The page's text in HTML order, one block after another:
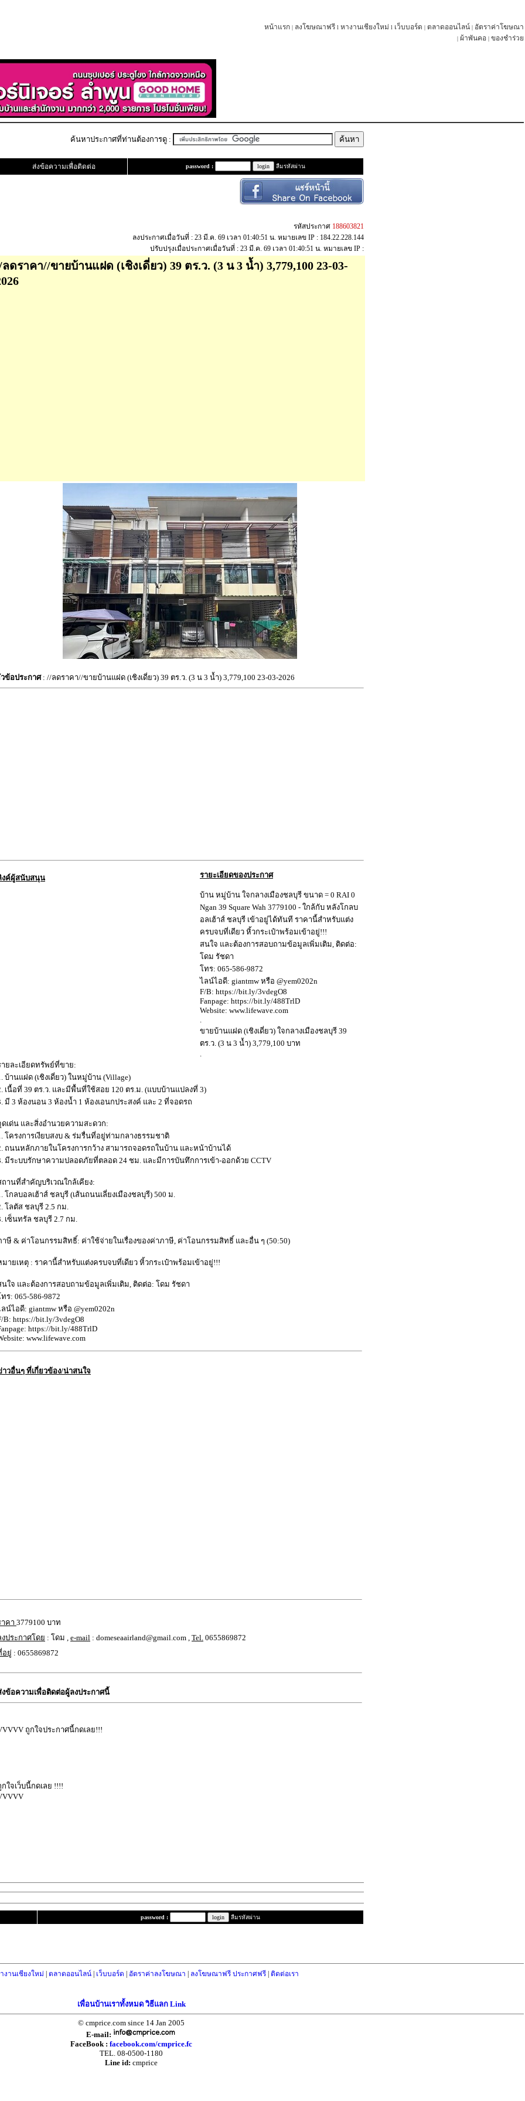
หน้าแรก | ลงโฆษณาฟรี l หางานเชียงใหม่ l เว็บบอร์ด | ตลาดออนไลน์ | อัตราค่าโฆษณา
| ผ้าพันคอ | ของชำร่วย
ค้นหาประกาศที่ท่านต้องการดู :
ส่งข้อความเพื่อติดต่อ password : ลืมรหัสผ่าน
รหัสประกาศ 188603821
ลงประกาศเมื่อวันที่ : 23 มี.ค. 69 เวลา 01:40:51 น. หมายเลข IP : 184.22.228.144
ปรับปรุงเมื่อประกาศเมื่อวันที่ : 23 มี.ค. 69 เวลา 01:40:51 น. หมายเลข IP :
ดราคา//ขายบ้านแฝด (เชิงเดี่ยว) 39 ตร.ว. (3 น 3 น้ำ) 3,779,100 23-03-
ข้อประกาศ: //ลดราคา//ขายบ้านแฝด (เชิงเดี่ยว) 39 ตร.ว. (3 น 3 น้ำ) 3,779,100 23-03-2026
งค์ผู้สนับสนุน รายะเอียดของประกาศ
บ้าน หมู่บ้าน ใจกลางเมืองชลบุรี ขนาด = 0 RAI 0
Ngan 39 Square Wah 3779100 - ใกล้กับ หลังโกลบ
อลเฮ้าส์ ชลบุรี เข้าอยู่ได้ทันที ราคานี้สำหรับแต่ง
ครบจบที่เดียว หิ้วกระเป๋าพร้อมเข้าอยู่!!!
สนใจ และต้องการสอบถามข้อมูลเพิ่มเติม, ติดต่อ:
โดม รัชดา
โทร: 065-586-9872
ไลน์ไอดี: giantmw หรือ @yem0202n
F/B: https://bit.ly/3vdegO8
Fanpage: https://bit.ly/488TrlD
Website: www.lifewave.com
.
ขายบ้านแฝด (เชิงเดี่ยว) ใจกลางเมืองชลบุรี 39
ตร.ว. (3 น 3 น้ำ) 3,779,100 บาท
.
ายละเอียดทรัพย์ที่ขาย:
บ้านแฝด (เชิงเดี่ยว) ในหมู่บ้าน (Village)
เนื้อที่ 39 ตร.ว. และมีพื้นที่ใช้สอย 120 ตร.ม. (แบบบ้านแปลงที่ 3)
มี 3 ห้องนอน 3 ห้องน้ำ 1 ห้องเอนกประสงค์ และ 2 ที่จอดรถ
ดเด่น และสิ่งอำนวยความสะดวก:
โครงการเงียบสงบ & ร่มรื่นที่อยู่ท่ามกลางธรรมชาติ
ถนนหลักภายในโครงการกว้าง สามารถจอดรถในบ้าน และหน้าบ้านได้
มีระบบรักษาความปลอดภัยที่ตลอด 24 ชม. และมีการบันทึกการเข้า-ออกด้วย CCTV
ถานที่สำคัญบริเวณใกล้เคียง:
โกลบอลเฮ้าส์ ชลบุรี (เส้นถนนเลี่ยงเมืองชลบุรี) 500 ม.
โลตัส ชลบุรี 2.5 กม.
เซ็นทรัล ชลบุรี 2.7 กม.
าษี & ค่าโอนกรรมสิทธิ์: ค่าใช้จ่ายในเรื่องของค่าภาษี, ค่าโอนกรรมสิทธิ์ และอื่น ๆ (50:50)
มายเหตุ : ราคานี้สำหรับแต่งครบจบที่เดียว หิ้วกระเป๋าพร้อมเข้าอยู่!!!
นใจ และต้องการสอบถามข้อมูลเพิ่มเติม, ติดต่อ: โดม รัชดา
ร: 065-586-9872
ลน์ไอดี: giantmw หรือ @yem0202n
B: https://bit.ly/3vdegO8
https://bit.ly/488TrlD
www.lifewave.com
าวอื่นๆ ที่เกี่ยวข้อง/น่าสนใจ
าคา 3779100 บาท
งประกาศโดย : โดม , e-mail : domeseaairland@gmail.com , Tel. 0655869872
อยู่ : 0655869872
งข้อความเพื่อติดต่อผู้ลงประกาศนี้
ถูกใจประกาศนี้กดเลย!!!
กใจเว็บนี้กดเลย !!!!
password : ลืมรหัสผ่าน
งานเชียงใหม่ | ตลาดออนไลน์| เว็บบอร์ด | อัตราค่าลงโฆษณา | ลงโฆษณาฟรี ประกาศฟรี| ติดต่อเรา
เพื่อนบ้านเราทั้งหมด วิธีแลก Link
© cmprice.com since 14 Jan 2005
E-mail:
FaceBook : facebook.com/cmprice.fc
TEL. 08-0500-1180
Line id: cmprice